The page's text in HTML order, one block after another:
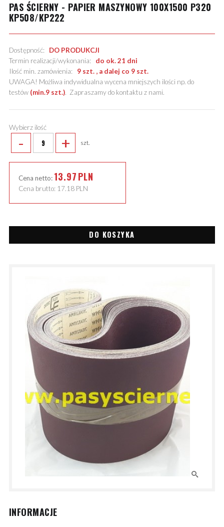
PAS ŚCIERNY - PAPIER MASZYNOWY 100X1500 P320
KP508/KP222
Dostępność: DO PRODUKCJI
Termin realizacji/wykonania: do ok. 21 dni
Ilość min. zamówienia: 9 szt. , a dalej co 9 szt.
UWAGA! Możliwa indywidualna wycena mniejszych ilości np. do
testów (min.9 szt.). Zapraszamy do kontaktu z nami.
Wybierz ilość
- + szt.
Cena netto: 13.97PLN
Cena brutto: 17.18 PLN
DO KOSZYKA
INFORMACJE